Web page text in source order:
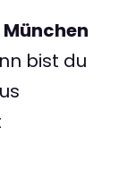
bist du